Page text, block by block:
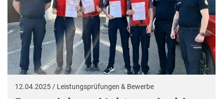
12.04.2025 / Leistungsprüfungen & Bewerbe